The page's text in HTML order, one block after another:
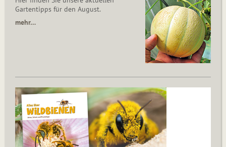
Gartentipps für den August.
mehr…